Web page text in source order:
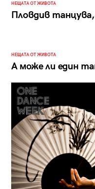
НЕЩАТА ОТ ЖИВОТА
Пловдив танцува,
НЕЩАТА ОТ ЖИВОТА
А може ли един